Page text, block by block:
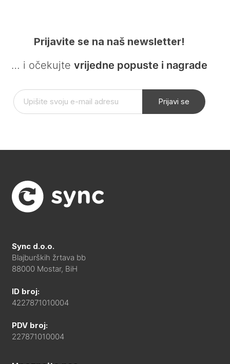
Prijavite se na naš newsletter!
… i očekujte vrijedne popuste i nagrade
Prijavi se
Sync d.o.o.
Blajburških žrtava bb
88000 Mostar, BiH
ID broj:
4227871010004
PDV broj:
227871010004